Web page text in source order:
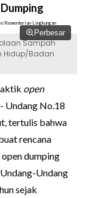
Perbesar
Sampah
Hidup/Badan
open
Undang No.18
tertulis bahwa
rencana
dumping
Undang
sejak